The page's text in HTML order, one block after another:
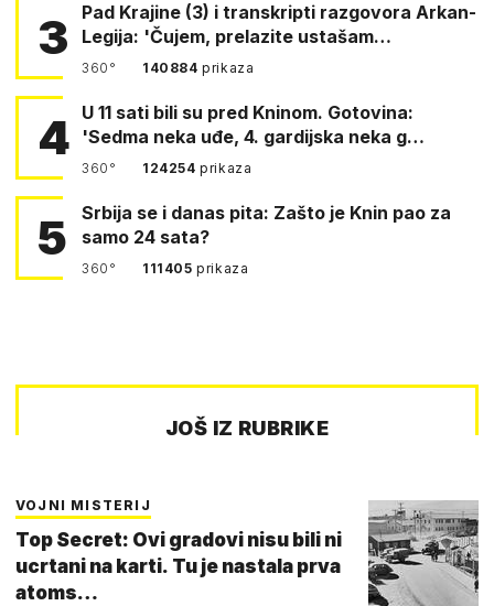
3
Pad Krajine (3) i transkripti razgovora Arkan-
Legija: 'Čujem, prelazite ustašam…
360° 140884prikaza
4 U 11 sati bili su pred Kninom. Gotovina:
'Sedma neka uđe, 4. gardijska neka g…
360° 124254prikaza
5
Srbija se i danas pita: Zašto je Knin pao za
samo 24 sata?
360° 111405prikaza
JOŠ IZ RUBRIKE
VOJNI MISTERIJ
Top Secret: Ovi gradovi nisu bili ni
ucrtani na karti. Tu je nastala prva
atoms…